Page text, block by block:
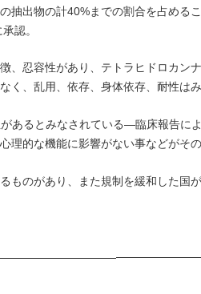
抽出物の計40%までの割合を占める
認。
、忍容性があり、テトラヒドロカン
く、乱用、依存、身体依存、耐性はみ
あるとみなされている―臨床報告に
理的な機能に影響がない事などがその
ものがあり、また規制を緩和した国が